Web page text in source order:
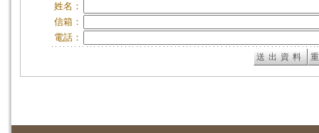
姓名：
信箱：
電話：